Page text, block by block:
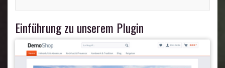
Einführung zu unserem Plugin